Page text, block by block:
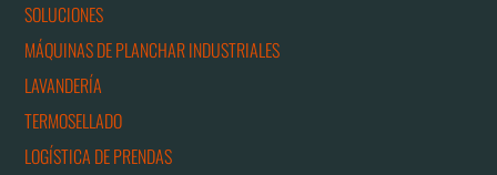
SOLUCIONES
MÁQUINAS DE PLANCHAR INDUSTRIALES
LAVANDERÍA
TERMOSELLADO
LOGÍSTICA DE PRENDAS